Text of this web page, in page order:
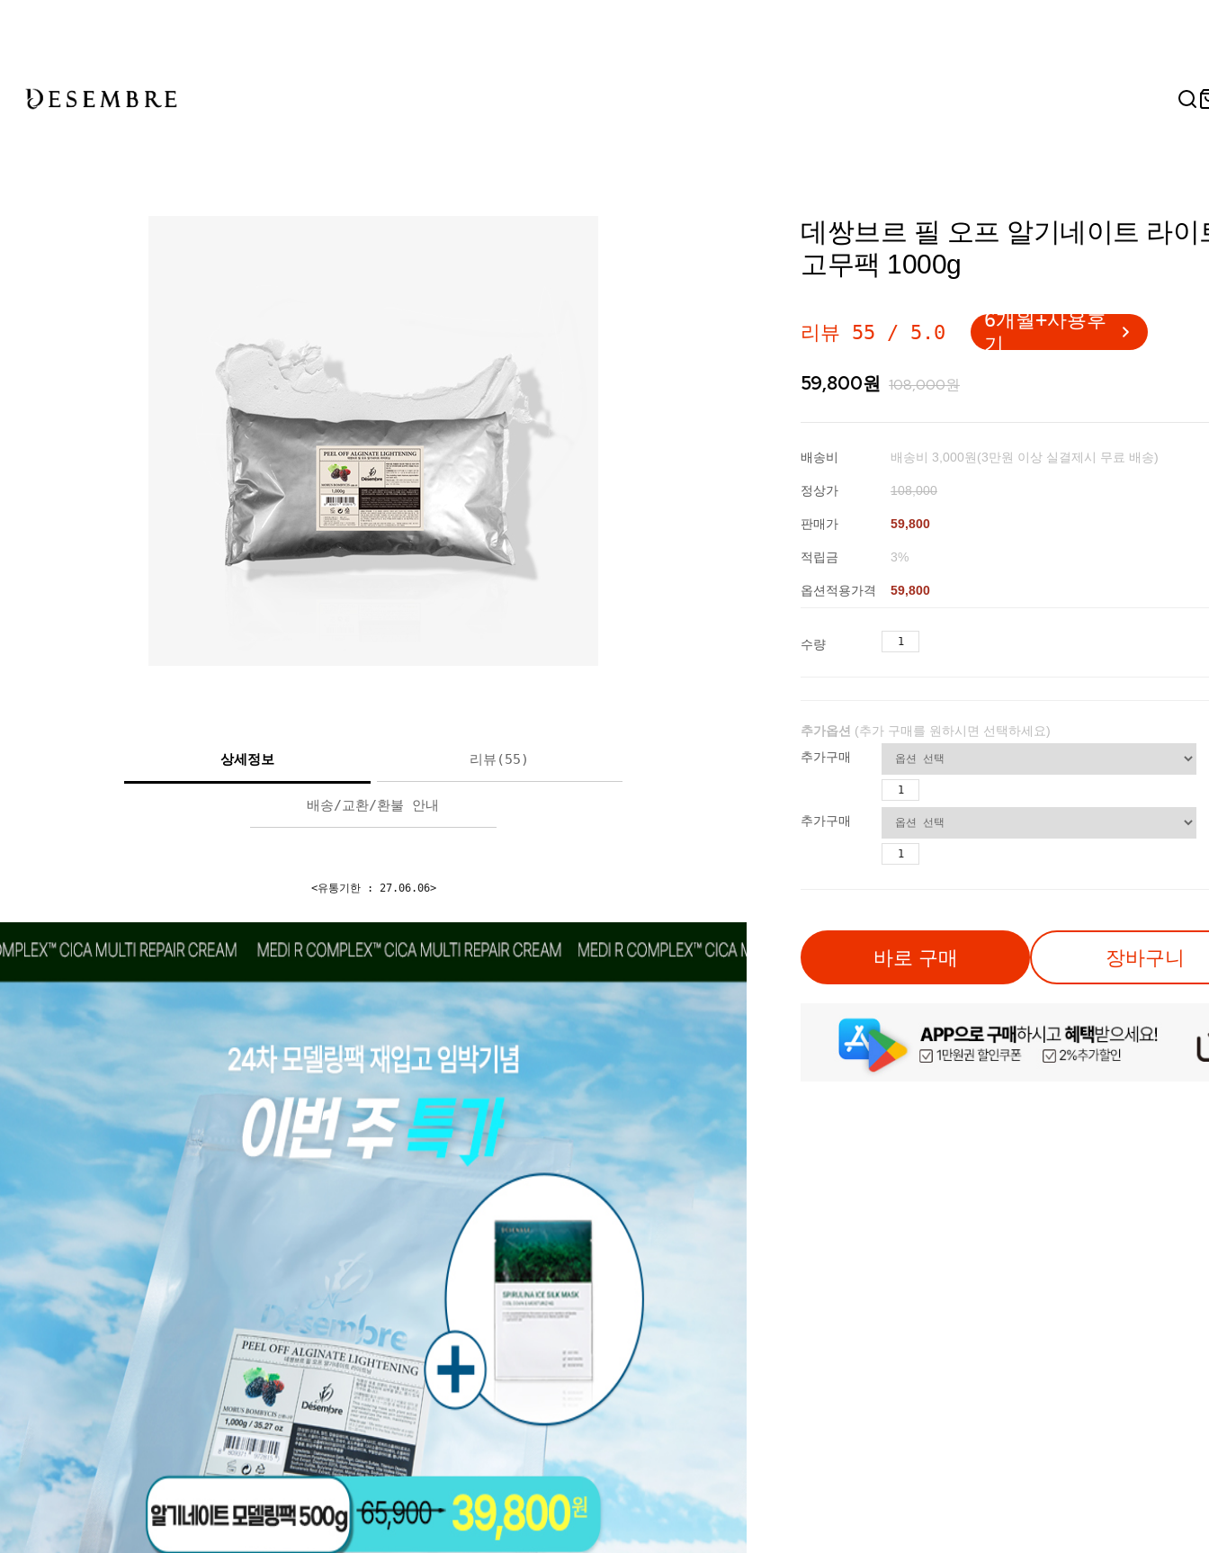
데쌍브르 필 오프 알기네이트 라이
고무팩 1000g
리뷰 55 / 5.0
6개월+사용후
기
59,800원 108,000원
배송비 배송비 3,000원(3만원 이상 실결제시 무료 배송)
정상가 108,000
판매가 59,800
적립금 3%
옵션적용가격 59,800
수량
추가옵션 (추가 구매를 원하시면 선택하세요)
추가구매
추가구매
바로 구매 장바구니
상세정보 리뷰(55)
배송/교환/환불 안내
<유통기한 : 27.06.06>